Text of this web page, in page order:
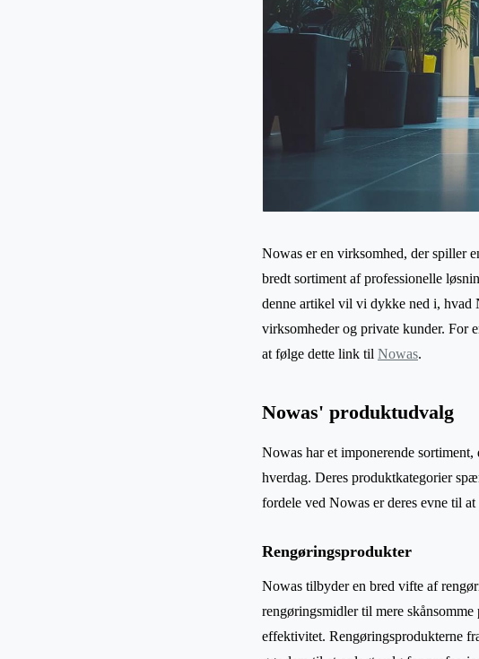
Nowas er en virksomhed, der spiller
bredt sortiment af professionelle
denne artikel vil vi dykke ned i, hvad
virksomheder og private kunder. For
at følge dette link til Nowas.
Nowas' produktudvalg
Nowas har et imponerende
hverdag. Deres produktkategorier
fordele ved Nowas er deres evne til
Rengøringsprodukter
Nowas tilbyder en bred vifte af
rengøringsmidler til mere
effektivitet. Rengøringsprodukterne